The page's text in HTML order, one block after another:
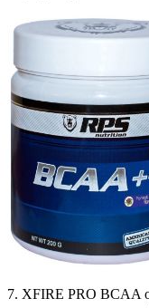
7. XFIRE PRO BCAA